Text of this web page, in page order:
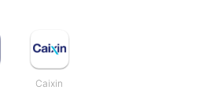
Caixin